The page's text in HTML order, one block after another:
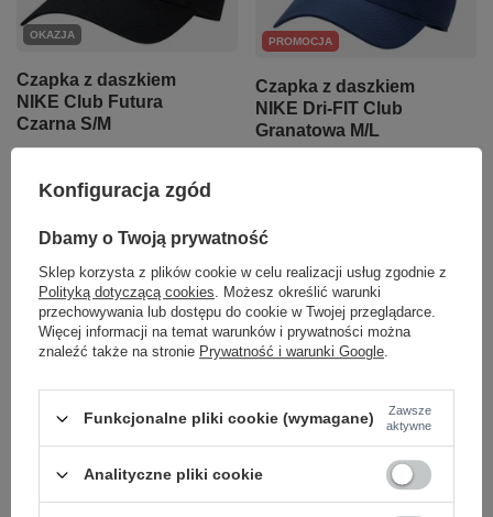
OKAZJA
Czapka z daszkiem
NIKE Club Futura
Czarna S/M
Najniższa cena produktu w
wprowadzeniem obniżki:
+7%
Cena regularna:129,99 zł -31%
+ Dodaj do porównania
PROMOCJA
Czapka z daszkiem
NIKE Dri-FIT Club
Granatowa M/L
wprowadzeniem obniżki:
Cena regularna:129,99 zł -35%
+ Dodaj do porównania
Konfiguracja zgód
Dbamy o Twoją prywatność
Sklep korzysta z plików cookie w celu realizacji usług zgodnie z
Polityką dotyczącą cookies. Możesz określić warunki
przechowywania lub dostępu do cookie w Twojej przeglądarce.
Więcej informacji na temat warunków i prywatności można
znaleźć także na stronie Prywatność i warunki Google.
Funkcjonalne pliki cookie (wymagane)
Zawsze
aktywne
Analityczne pliki cookie